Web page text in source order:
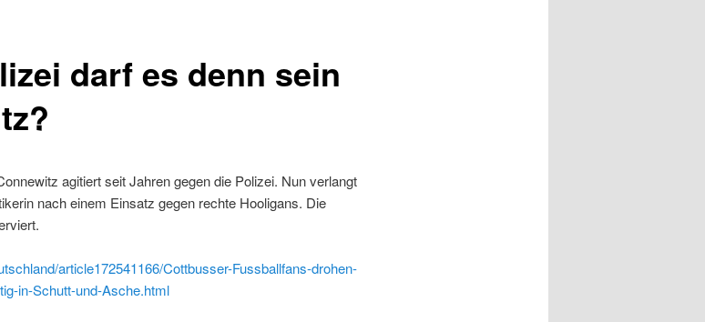
darf es denn sein
agitiert seit Jahren gegen die Polizei. Nun verlangt
nach einem Einsatz gegen rechte Hooligans. Die
article172541166/Cottbusser-Fussballfans-drohen-
in-Schutt-und-Asche.html